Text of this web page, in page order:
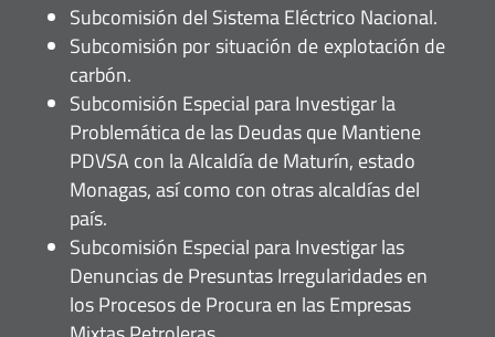
Subcomisión del Sistema Eléctrico Nacional.
Subcomisión por situación de explotación de
carbón.
Subcomisión Especial para Investigar la
Problemática de las Deudas que Mantiene
PDVSA con la Alcaldía de Maturín, estado
Monagas, así como con otras alcaldías del
país.
Subcomisión Especial para Investigar las
Denuncias de Presuntas Irregularidades en
los Procesos de Procura en las Empresas